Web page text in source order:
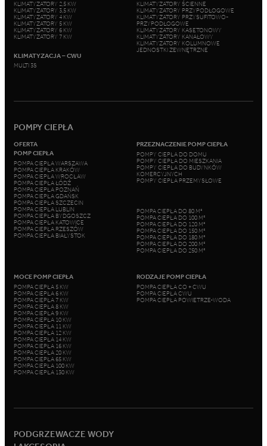
KLIMATYZATORY 2,5 KW
KLIMATYZATORY 3,5 KW
KLIMATYZATORY 4 KW
KLIMATYZATORY 5 KW
KLIMATYZATORY 6 KW
KLIMATYZATORY 7 KW
KLIMATYZACJA – CWU
MULTI 3S
KLIMATYZATORY ŚCIENNE
KLIMATYZATORY PRZYPODŁOGOWE
KLIMATYZATORY PRZYSUFITOWO-
PRZYPODŁOGOWE
KLIMATYZATORY KASETONOWY
KLIMATYZATORY KANAŁOWY
KLIMATYZATORY KOLUMNOWE
JEDNOSTKI ZEWNĘTRZNE
POMPY CIEPŁA
OFERTA
POMP CIEPŁA
POMPA CIEPŁA WARSZAWA
POMPA CIEPŁA KRAKÓW
POMPA CIEPŁA WROCŁAW
POMPA CIEPŁA ŁÓDŹ
POMPA CIEPŁA POZNAŃ
POMPA CIEPŁA GDAŃSK
POMPA CIEPŁA SZCZECIN
POMPA CIEPŁA LUBLIN
POMPA CIEPŁA BYDGOSZCZ
POMPA CIEPŁA KATOWICE
POMPA CIEPŁA RZESZÓW
POMPA CIEPŁA BIAŁYSTOK
PRZEZNACZENIE POMP CIEPŁA
POMPY CIEPŁA DO DOMU
POMPY CIEPŁA DO MIESZKANIA
POMPY CIEPŁA DO BUDYNKÓW
KOMERCYJNYCH
POMPY CIEPŁA PRZEMYSŁOWE
POMPA CIEPŁA DO 80 M²
POMPA CIEPŁA DO 100 M²
POMPA CIEPŁA DO 120 M²
POMPA CIEPŁA DO 150 M²
POMPA CIEPŁA DO 180 M²
POMPA CIEPŁA DO 200 M²
POMPA CIEPŁA DO 250 M²
MOCE POMP CIEPŁA
POMPA CIEPŁA 5 KW
POMPA CIEPŁA 6 KW
POMPA CIEPŁA 7 KW
POMPA CIEPŁA 8 KW
POMPA CIEPŁA 9 KW
POMPA CIEPŁA 10 KW
POMPA CIEPŁA 11 KW
POMPA CIEPŁA 12 KW
POMPA CIEPŁA 14 KW
POMPA CIEPŁA 16 KW
POMPA CIEPŁA 20 KW
POMPA CIEPŁA 65 KW
POMPA CIEPŁA 100 KW
POMPA CIEPŁA 130 KW
RODZAJE POMP CIEPŁA
POMPA CIEPŁA CO + CWU
POMPA CIEPŁA CWU
POMPA CIEPŁA POWIETRZE-WODA
PODGRZEWACZE WODY